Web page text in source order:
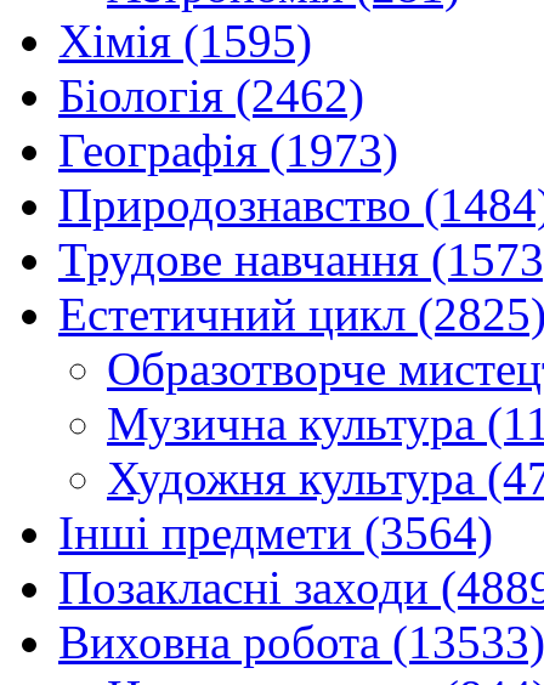
Хімія (1595)
Біологія (2462)
Географія (1973)
Природознавство
Трудове навчання
Естетичний цикл
Образотворче
Музична культура
Художня культура
Інші предмети (3564)
Позакласні заходи
Виховна робота (13533)